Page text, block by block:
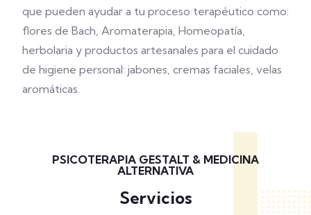
que pueden ayudar a tu proceso terapéutico como:
flores de Bach, Aromaterapia, Homeopatía,
herbolaria y productos artesanales para el cuidado
de higiene personal: jabones, cremas faciales, velas
aromáticas.
PSICOTERAPIA GESTALT & MEDICINA
ALTERNATIVA
Servicios